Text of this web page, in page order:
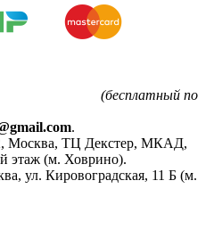
(бесплатный по
.
, Москва, ТЦ Декстер, МКАД,
этаж (м. Ховрино).
, ул. Кировоградская, 11 Б (м.